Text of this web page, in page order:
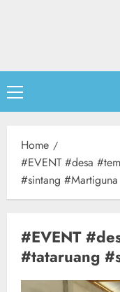
Primary
Menu
Home
#EVENT #desa
#sintang #Martiguna
#EVENT
#tataruang